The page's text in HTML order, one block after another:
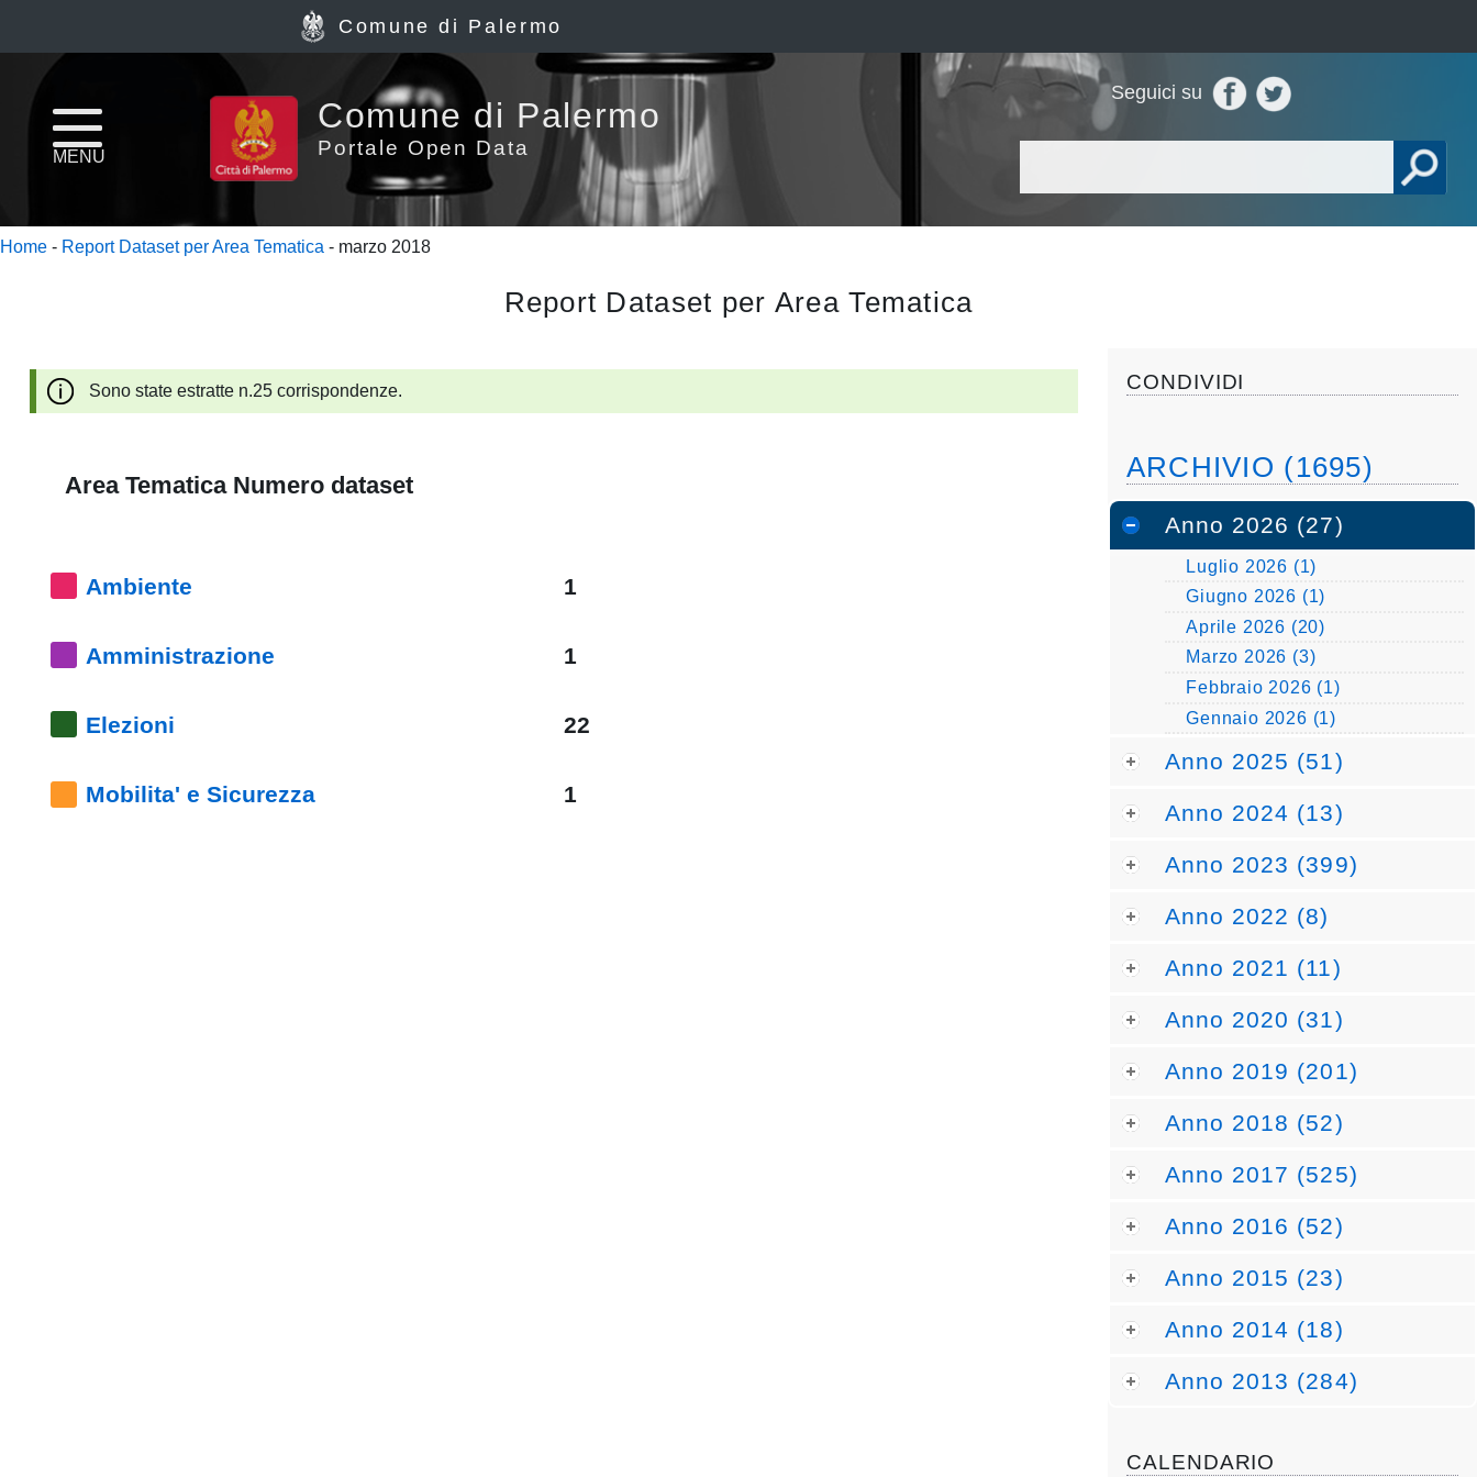
Home
page
Archivio
dataset
Archivio
Linee
Guida
Data
Comune di Palermo
MENU
Comune di Palermo
Portale Open Data
Seguici su
Home - Report Dataset per Area Tematica - marzo 2018
Report Dataset per Area Tematica
Sono state estratte n.25 corrispondenze.
Area Tematica Numero dataset
Ambiente 1
Amministrazione 1
Elezioni 22
Mobilita' e Sicurezza 1
CONDIVIDI
ARCHIVIO (1695)
Anno 2026 (27)
Luglio 2026 (1)
Giugno 2026 (1)
Aprile 2026 (20)
Marzo 2026 (3)
Febbraio 2026 (1)
Gennaio 2026 (1)
Anno 2025 (51)
Anno 2024 (13)
Anno 2023 (399)
Anno 2022 (8)
Anno 2021 (11)
Anno 2020 (31)
Anno 2019 (201)
Anno 2018 (52)
Anno 2017 (525)
Anno 2016 (52)
Anno 2015 (23)
Anno 2014 (18)
Anno 2013 (284)
CALENDARIO